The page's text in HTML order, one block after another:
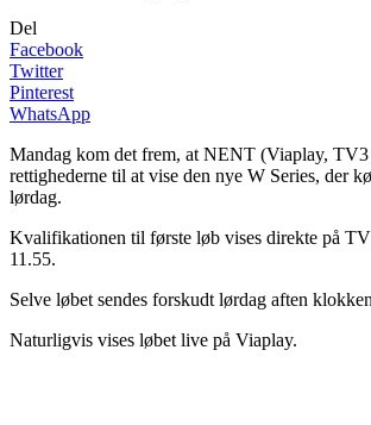
Del
Facebook
Twitter
Pinterest
WhatsApp
Mandag kom det frem, at NENT (Viaplay,
rettighederne til at vise den nye W Series, der
lørdag.
Kvalifikationen til første løb vises direkte på
11.55.
Selve løbet sendes forskudt lørdag aften
Naturligvis vises løbet live på Viaplay.